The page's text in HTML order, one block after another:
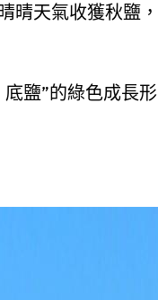
晴天氣收獲秋鹽，
鹽”的綠色成長形